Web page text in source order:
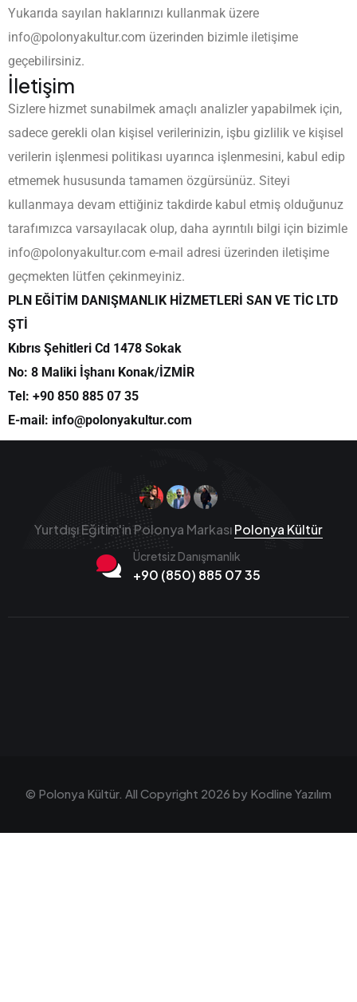
Yukarıda sayılan haklarınızı kullanmak üzere
info@polonyakultur.com üzerinden bizimle iletişime
geçebilirsiniz.
İletişim
Sizlere hizmet sunabilmek amaçlı analizler yapabilmek için,
sadece gerekli olan kişisel verilerinizin, işbu gizlilik ve kişisel
verilerin işlenmesi politikası uyarınca işlenmesini, kabul edip
etmemek hususunda tamamen özgürsünüz. Siteyi
kullanmaya devam ettiğiniz takdirde kabul etmiş olduğunuz
tarafımızca varsayılacak olup, daha ayrıntılı bilgi için bizimle
info@polonyakultur.com e-mail adresi üzerinden iletişime
geçmekten lütfen çekinmeyiniz.
PLN EĞİTİM DANIŞMANLIK HİZMETLERİ SAN VE TİC LTD
ŞTİ
Kıbrıs Şehitleri Cd 1478 Sokak
No: 8 Maliki İşhanı Konak/İZMİR
Tel: +90 850 885 07 35
E-mail: info@polonyakultur.com
Yurtdışı Eğitim'in Polonya MarkasıPolonya Kültür
Ücretsiz Danışmanlık
+90 (850) 885 07 35
© Polonya Kültür. All Copyright 2026 by Kodline Yazılım